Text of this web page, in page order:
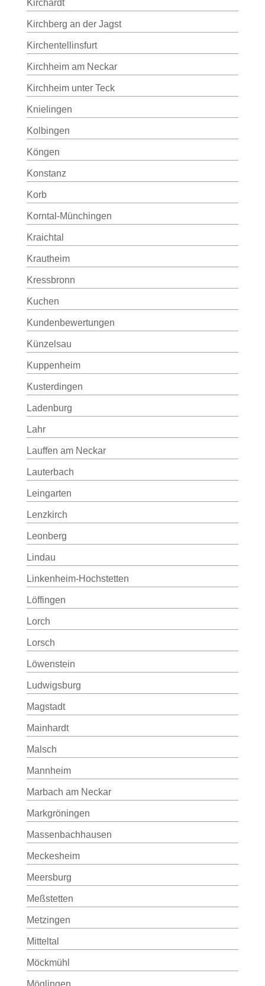
Kirchardt
Kirchberg an der Jagst
Kirchentellinsfurt
Kirchheim am Neckar
Kirchheim unter Teck
Knielingen
Kolbingen
Köngen
Konstanz
Korb
Korntal-Münchingen
Kraichtal
Krautheim
Kressbronn
Kuchen
Kundenbewertungen
Künzelsau
Kuppenheim
Kusterdingen
Ladenburg
Lahr
Lauffen am Neckar
Lauterbach
Leingarten
Lenzkirch
Leonberg
Lindau
Linkenheim-Hochstetten
Löffingen
Lorch
Lorsch
Löwenstein
Ludwigsburg
Magstadt
Mainhardt
Malsch
Mannheim
Marbach am Neckar
Markgröningen
Massenbachhausen
Meckesheim
Meersburg
Meßstetten
Metzingen
Mitteltal
Möckmühl
Möglingen